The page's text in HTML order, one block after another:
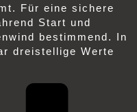
Für eine sichere
Start und
bestimmend. In
dreistellige Werte